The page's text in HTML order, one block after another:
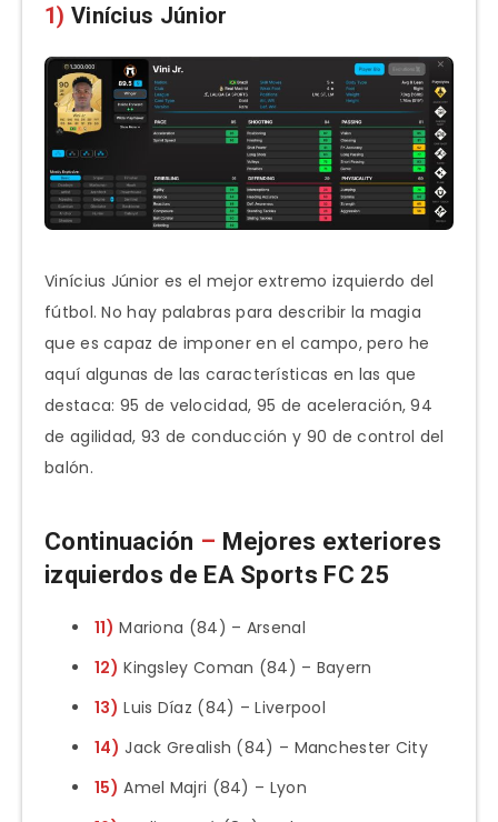
1) Vinícius Júnior
Vinícius Júnior es el mejor extremo izquierdo del
fútbol. No hay palabras para describir la magia
que es capaz de imponer en el campo, pero he
aquí algunas de las características en las que
destaca: 95 de velocidad, 95 de aceleración, 94
de agilidad, 93 de conducción y 90 de control del
balón.
Continuación – Mejores exteriores
izquierdos de EA Sports FC 25
11) Mariona (84) – Arsenal
12) Kingsley Coman (84) – Bayern
13) Luis Díaz (84) – Liverpool
14) Jack Grealish (84) – Manchester City
15) Amel Majri (84) – Lyon